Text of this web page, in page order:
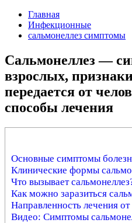
Главная
Инфекционные
сальмонеллез симптомы
Сальмонеллез —
взрослых,
передается от
способы лечения
Основные симптомы
Клинические формы
Что вызывает
Как можно заразиться
Направленность лечения
Видео: Симптомы